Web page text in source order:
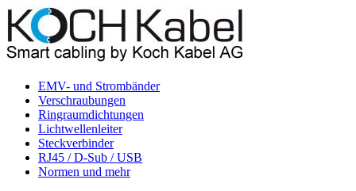
EMV- und Strombänder
Verschraubungen
Ringraumdichtungen
Lichtwellenleiter
Steckverbinder
RJ45 / D-Sub / USB
Normen und mehr